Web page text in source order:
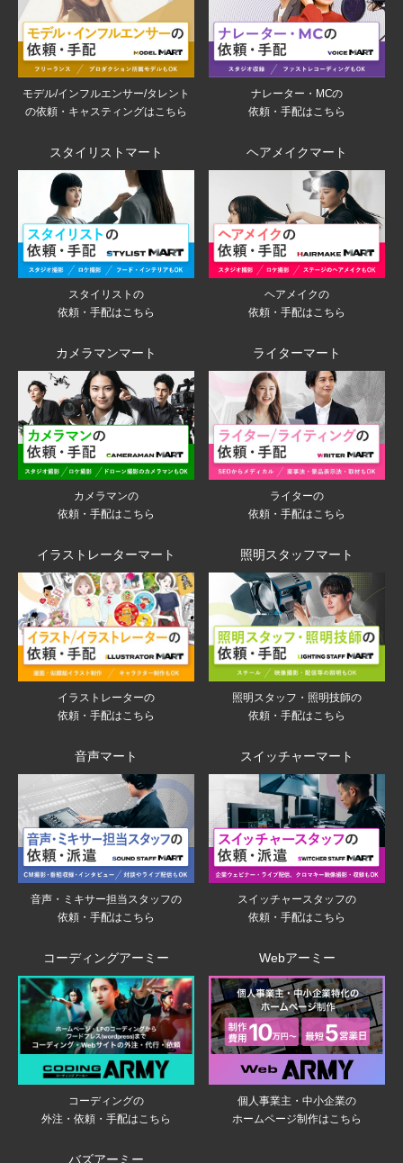
モデル/インフルエンサー/タレント
の依頼・キャスティングはこちら
ナレーター・MCの
依頼・手配はこちら
スタイリストマート
スタイリストの
依頼・手配はこちら
ヘアメイクマート
ヘアメイクの
依頼・手配はこちら
カメラマンマート
カメラマンの
依頼・手配はこちら
ライターマート
ライターの
依頼・手配はこちら
イラストレーターマート
イラストレーターの
依頼・手配はこちら
照明スタッフマート
照明スタッフ・照明技師の
依頼・手配はこちら
音声マート
音声・ミキサー担当スタッフの
依頼・手配はこちら
スイッチャーマート
スイッチャースタッフの
依頼・手配はこちら
コーディングアーミー
コーディングの
外注・依頼・手配はこちら
Webアーミー
個人事業主・中小企業の
ホームページ制作はこちら
バズアーミー